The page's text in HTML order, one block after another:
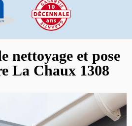
nettoyage et pose
La Chaux 1308